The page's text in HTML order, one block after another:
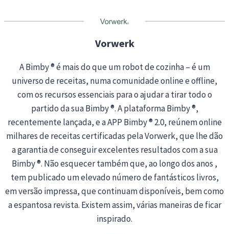
g
Vorwerk
A Bimby ® é mais do que um robot de cozinha – é um
universo de receitas, numa comunidade online e offline,
com os recursos essenciais para o ajudar a tirar todo o
partido da sua Bimby ®. A plataforma Bimby ®,
recentemente lançada, e a APP Bimby ® 2.0, reúnem online
milhares de receitas certificadas pela Vorwerk, que lhe dão
a garantia de conseguir excelentes resultados com a sua
Bimby ®. Não esquecer também que, ao longo dos anos ,
tem publicado um elevado número de fantásticos livros,
em versão impressa, que continuam disponíveis, bem como
a espantosa revista. Existem assim, várias maneiras de ficar
inspirado.